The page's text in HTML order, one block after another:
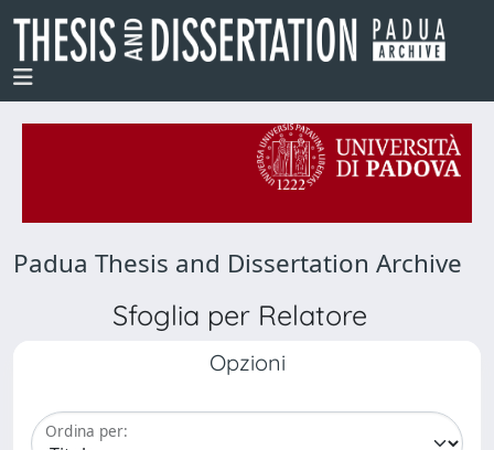
Padua Thesis and Dissertation Archive
Sfoglia per Relatore
Opzioni
Ordina per: